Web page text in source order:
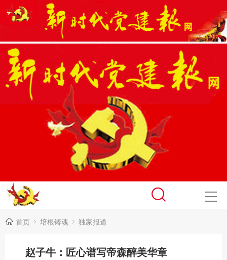
首页 培根铸魂 独家报道
赵子牛：匠心谱写帝森醉美华章